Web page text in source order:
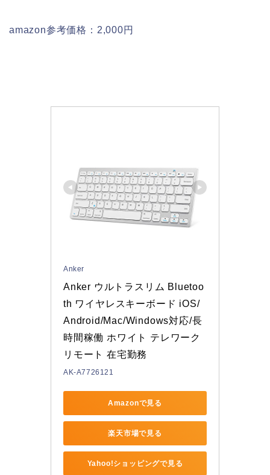
amazon参考価格：2,000円
Anker
Anker ウルトラスリム Bluetoo
th ワイヤレスキーボード iOS/
Android/Mac/Windows対応/長
時間稼働 ホワイト テレワーク
リモート 在宅勤務
AK-A7726121
Amazonで見る
楽天市場で見る
Yahoo!ショッピングで見る